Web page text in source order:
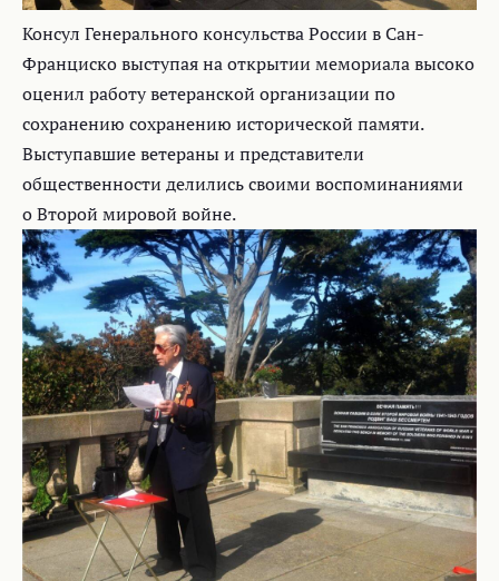
Консул Генерального консульства России в Сан-
Франциско выступая на открытии мемориала высоко
оценил работу ветеранской организации по
сохранению сохранению исторической памяти.
Выступавшие ветераны и представители
общественности делились своими воспоминаниями
о Второй мировой войне.